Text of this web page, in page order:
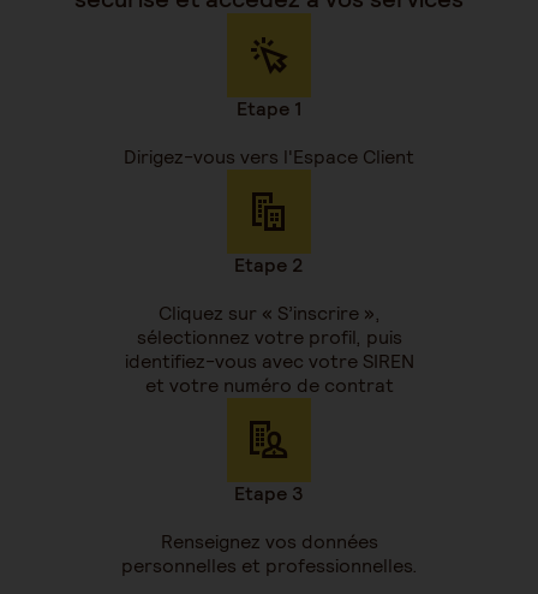
Etape 1
Dirigez-vous vers l'Espace Client
Etape 2
Cliquez sur « S’inscrire »,
sélectionnez votre profil, puis
identifiez-vous avec votre SIREN
et votre numéro de contrat
Etape 3
Renseignez vos données
personnelles et professionnelles.